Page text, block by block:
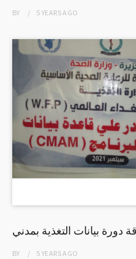
BY 5 YEARSAGO
دورة بيانات التغذية بمدني
BY 5 YEARSAGO